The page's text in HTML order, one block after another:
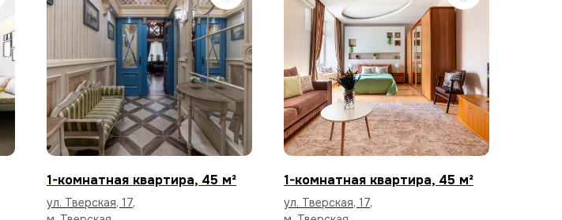
1-комнатная квартира, 45 м²
ул. Тверская, 17,
1-комнатная квартира, 45 м²
ул. Тверская, 17,